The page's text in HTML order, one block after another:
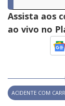
Assista aos
ao vivo no
ACIDENTE COM